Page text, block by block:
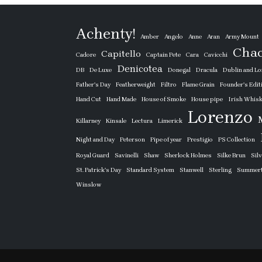
Achenty! Amber Angelo Anne Aran Army Mount
Cadore Capitello Captain Pete Cara Cavicchi
DB
De Luxe Denicotea Donegal Dracula Dublin and
Father's Day
Featherweight Filtro Flame Grain Founder's
Hand Cut
Hand Made House of Smoke House pipe Irish
Killarney Kinsale Lectura Limerick Lorenzo
Night and Day Peterson Pipe of year Prestigio PS Collection
Royal Guard Savinelli Shaw Sherlock Holmes Silke Brun
St. Patrick's Day Standard System Stanwell Sterling
Winslow